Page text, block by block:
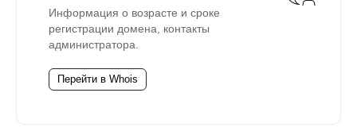
Информация о возрасте и сроке
регистрации домена, контакты
администратора.
Перейти в Whois